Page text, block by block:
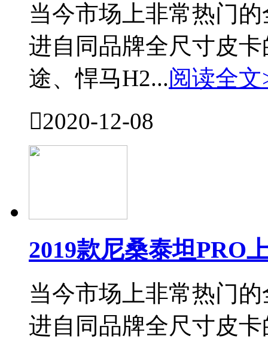
当今市场上非常热门
进自同品牌全尺寸皮
途、悍马H2...阅读全文
2020-12-08
2019款尼桑泰坦PRO
当今市场上非常热门
进自同品牌全尺寸皮